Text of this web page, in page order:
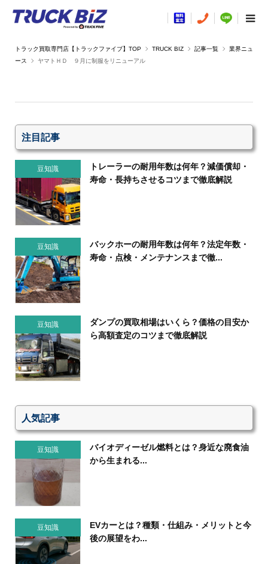
TRUCK BIZ 記事一覧
業界ニュ
ース
ヤマトＨＤ ９月に制服をリニューアル
注目記事
豆知識
トレーラーの耐用年数は何年？減価償却・
寿命・長持ちさせるコツまで徹底解説
豆知識
バックホーの耐用年数は何年？法定年数・
寿命・点検・メンテナンスまで徹...
豆知識
ダンプの買取相場はいくら？価格の目安か
ら高額査定のコツまで徹底解説
人気記事
豆知識
バイオディーゼル燃料とは？身近な廃食油
から生まれる...
豆知識
EVカーとは？種類・仕組み・メリットと今
後の展望をわ...